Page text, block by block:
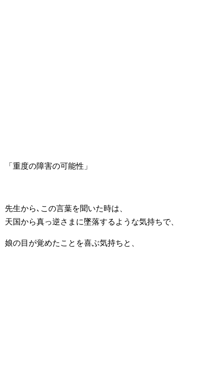
「重度の障害の可能性」
先生から､この言葉を聞いた時は、
天国から真っ逆さまに墜落するような気持ちで、
娘の目が覚めたことを喜ぶ気持ちと、